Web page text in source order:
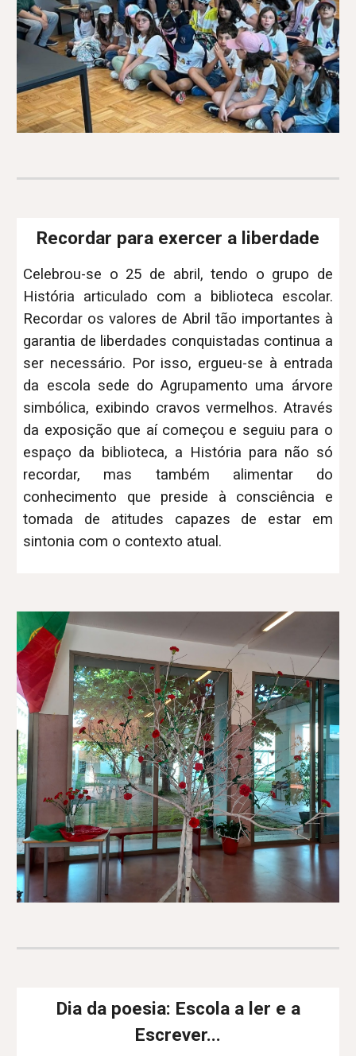
Recordar para exercer a liberdade
Celebrou-se o 25 de abril, tendo o grupo de
História articulado com a biblioteca escolar.
Recordar os valores de Abril tão importantes à
garantia de liberdades conquistadas continua a
ser necessário. Por isso, ergueu-se à entrada
da escola sede do Agrupamento uma árvore
simbólica, exibindo cravos vermelhos. Através
da exposição que aí começou e seguiu para o
espaço da biblioteca, a História para não só
recordar, mas também alimentar do
conhecimento que preside à consciência e
tomada de atitudes capazes de estar em
sintonia com o contexto atual.
Dia da poesia: Escola a ler e a
Escrever...